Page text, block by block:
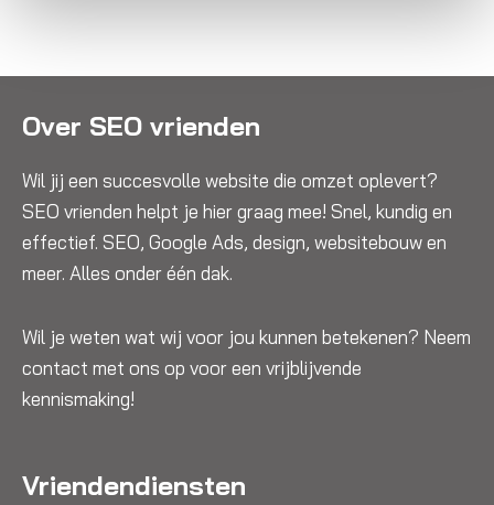
Over SEO vrienden
Wil jij een succesvolle website die omzet oplevert?
SEO vrienden helpt je hier graag mee! Snel, kundig en
effectief. SEO, Google Ads, design, websitebouw en
meer. Alles onder één dak.
Wil je weten wat wij voor jou kunnen betekenen? Neem
contact met ons op voor een vrijblijvende
kennismaking!
Vriendendiensten